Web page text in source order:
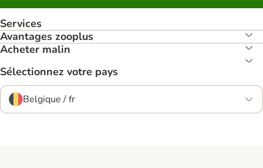
Services
Avantages zooplus
Acheter malin
Sélectionnez votre pays
Belgique / fr